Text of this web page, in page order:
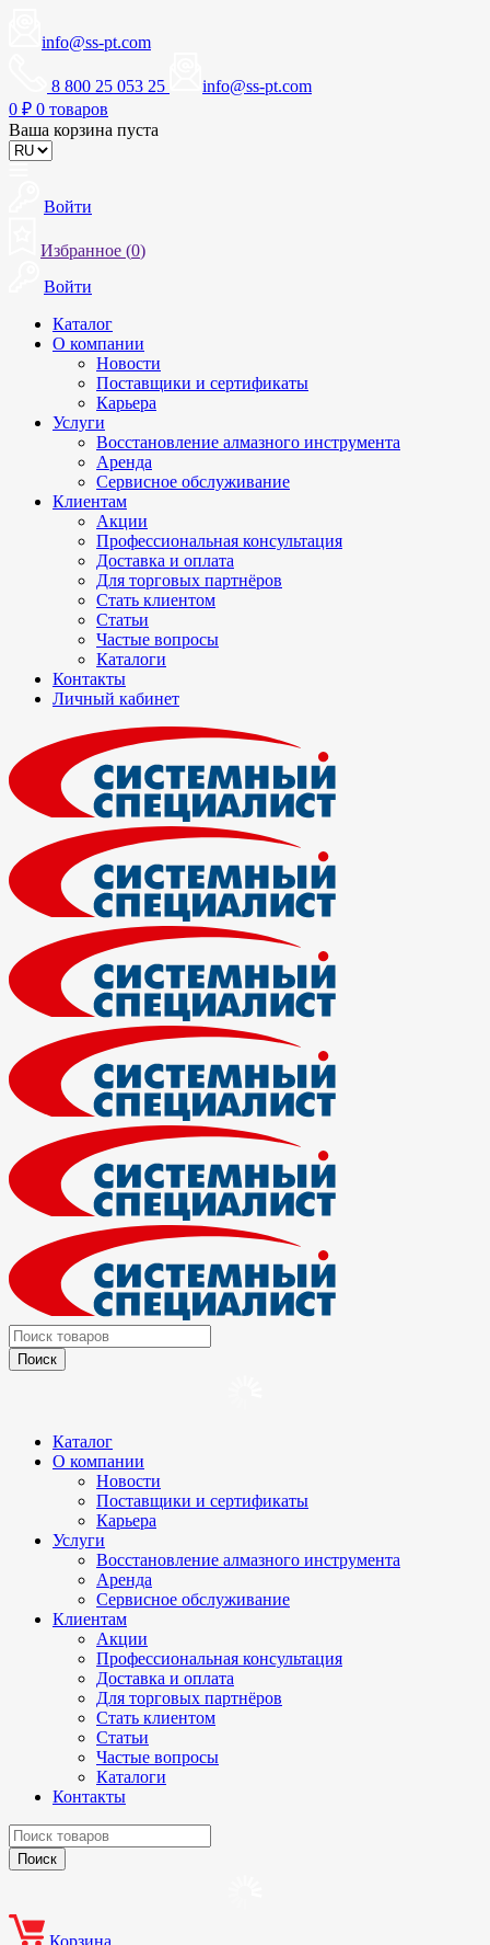
info@ss-pt.com
8 800 25 053 25
info@ss-pt.com
0 ₽ 0 товаров
Ваша корзина пуста
Войти
Избранное (0)
Войти
Каталог
О компании
Новости
Поставщики и сертификаты
Карьера
Услуги
Восстановление алмазного инструмента
Аренда
Сервисное обслуживание
Клиентам
Акции
Профессиональная консультация
Доставка и оплата
Для торговых партнёров
Стать клиентом
Статьи
Частые вопросы
Каталоги
Контакты
Личный кабинет
Каталог
О компании
Новости
Поставщики и сертификаты
Карьера
Услуги
Восстановление алмазного инструмента
Аренда
Сервисное обслуживание
Клиентам
Акции
Профессиональная консультация
Доставка и оплата
Для торговых партнёров
Стать клиентом
Статьи
Частые вопросы
Каталоги
Контакты
Корзина